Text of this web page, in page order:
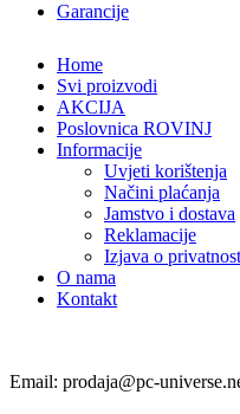
Garancije
Home
Svi proizvodi
AKCIJA
Poslovnica ROVINJ
Informacije
Uvjeti korištenja
Načini plaćanja
Jamstvo i dostava
Reklamacije
Izjava o
O nama
Kontakt
Email: prodaja@pc-